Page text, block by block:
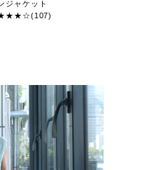
ジャケット